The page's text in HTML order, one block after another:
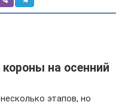
на осенний
этапов, но